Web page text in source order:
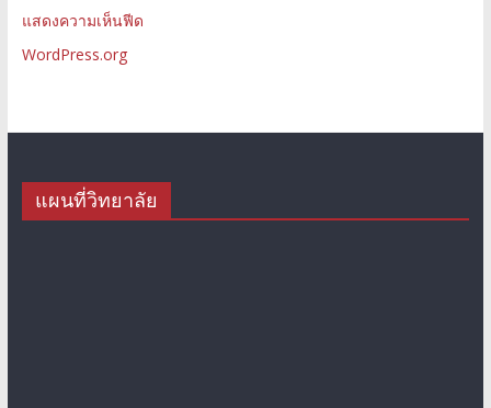
แสดงความเห็นฟีด
WordPress.org
แผนที่วิทยาลัย